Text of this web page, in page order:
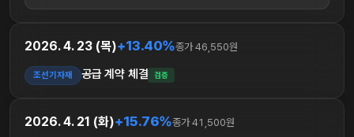
2026. 4. 23 (목)+13.40%종가 46,550원
조선기자재 공급 계약 체결 검증
2026. 4. 21 (화)+15.76%종가 41,500원